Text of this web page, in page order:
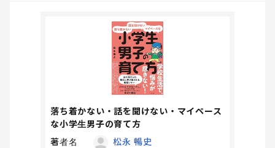
落ち着かない・話を聞けない・マイペース
な小学生男子の育て方
著者名
松永 暢史